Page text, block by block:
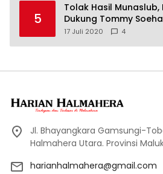
5
Tolak Hasil
Dukung Tommy
17 Juli 2020 4
Jl. Bhayangkara Gamsungi-
Halmahera Utara. Provinsi
harianhalmahera@gmail.com